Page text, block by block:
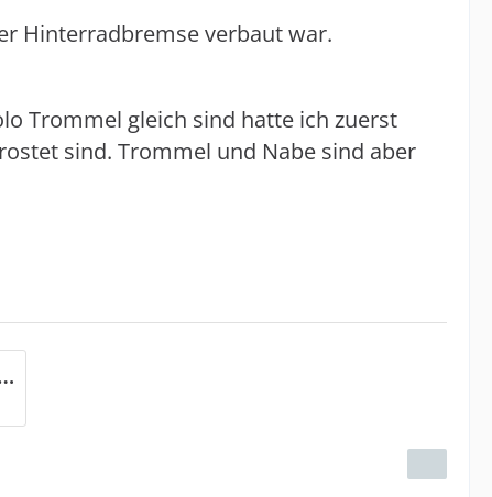
Hinterradbremse verbaut war.
Trommel gleich sind hatte ich zuerst
sind. Trommel und Nabe sind aber
6655508.jpg